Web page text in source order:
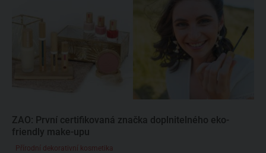
ZAO: První certifikovaná značka doplnitelného eko-
friendly make-upu
Přírodní dekorativní kosmetika